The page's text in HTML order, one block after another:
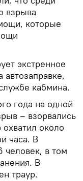
взрыва
которые
экстренное
кабмина.
года на одной
– взорвались
около
часа. В
человек, в том
В
траур.